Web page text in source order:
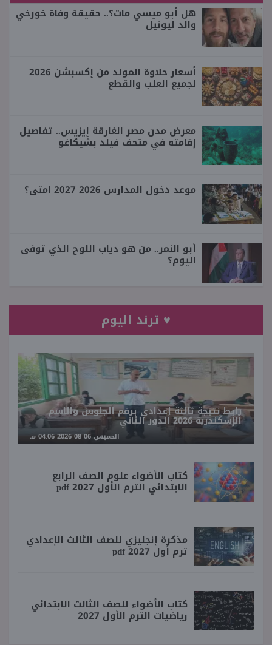
هل أبو ميسي مات؟.. حقيقة وفاة خورخي
والد ليونيل
أسعار حلاوة المولد من إكسبشن 2026
لجميع العلب والقطع
معرض مدن مصر الغارقة إيزيس.. تفاصيل
إقامته في متحف فيلد بشيكاغو
موعد دخول المدارس 2026 2027 امتى؟
أبو النمر.. من هو دياب اللوح الذي توفى
اليوم؟
♥ ترند اليوم
رابط نتيجة ثالثة إعدادي برقم الجلوس والاسم
الإسكندرية 2026 الدور الثاني
الخميس 06-08-2026 04:06 مـ
كتاب الأضواء علوم الصف الرابع
الابتدائي الترم الأول 2027 pdf
مذكرة إنجليزي للصف الثالث الإعدادي
ترم أول 2027 pdf
كتاب الأضواء للصف الثالث الابتدائي
رياضيات الترم الأول 2027